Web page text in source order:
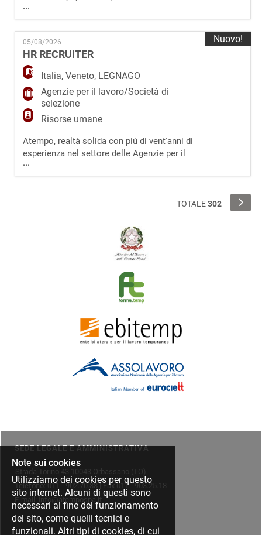
metalmeccanica di Calcinaia (PI)
un/una Impiegato/a Back Office Commerciale
Part-Time. La figura ricercata si occuperà di:
· inserimento ordini su gestionale aziendale; ·
monitoraggio ordini; · relazione con clienti via
telefono/mail. Requisiti: · esperienz
...
05/08/2026
HR RECRUITER
Italia,Veneto, LEGNAGO
Agenzie per il lavoro/Società di
selezione
Risorse umane
Atempo, realtà solida con più di vent'anni di
esperienza nel settore delle Agenzie per il
Lavoro, ricerca un/a HR Recruiter per
contribuire allo sviluppo della nuova filiale di
curioso e proattivo, caratterizzato da una forte
mondo HR, con interesse a svi
...
Nuovo!
TOTALE302
SEDE LEGALE E AMMINISTRATIVA
Strada Torino 43 10043 Orbassano (TO)
Telefono: 011 - 902.70.88 | Fax 011 - 903.25.18
E-mail: info@atempospa.it
Note sui cookies
Utilizziamo dei cookies per questo
sito internet. Alcuni di questi sono
necessari al fine del funzionamento
del sito, come quelli tecnici e
funzionali. Altri tipi di cookies, di cui